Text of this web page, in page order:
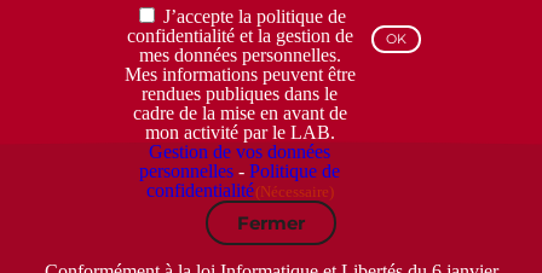
RGPD
(Nécessaire)
J’accepte la politique de
confidentialité et la gestion de
mes données personnelles.
Mes informations peuvent être
rendues publiques dans le
cadre de la mise en avant de
mon activité par le LAB.
Gestion de vos données
personnelles -Politique de
confidentialité(Nécessaire)
Fermer